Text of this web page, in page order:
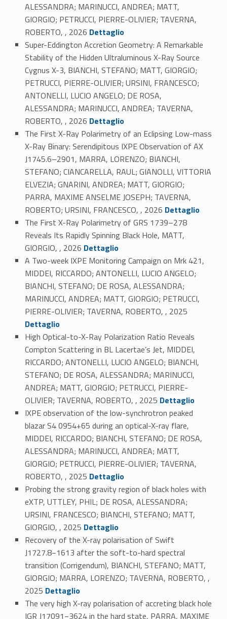
ALESSANDRA; MARINUCCI, ANDREA; MATT,
GIORGIO; PETRUCCI, PIERRE-OLIVIER; TAVERNA,
ROBERTO, , 2026 Link identifier #identifier_person_132371-15
Dettaglio
Super-Eddington Accretion Geometry: A Remarkable
Stability of the Hidden Ultraluminous X-Ray Source
Cygnus X-3, BIANCHI, STEFANO; MATT, GIORGIO;
PETRUCCI, PIERRE-OLIVIER; URSINI, FRANCESCO;
ANTONELLI, LUCIO ANGELO; DE ROSA,
ALESSANDRA; MARINUCCI, ANDREA; TAVERNA,
ROBERTO, , 2026 Link identifier #identifier_person_140393-16
Dettaglio
The First X-Ray Polarimetry of an Eclipsing Low-mass
X-Ray Binary: Serendipitous IXPE Observation of AX
J1745.6–2901, MARRA, LORENZO; BIANCHI,
STEFANO; CIANCARELLA, RAUL; GIANOLLI, VITTORIA
ELVEZIA; GNARINI, ANDREA; MATT, GIORGIO;
PARRA, MAXIME ANSELME JOSEPH; TAVERNA,
ROBERTO; URSINI, FRANCESCO, , 2026 Link identifier #identifier_person_136951-17
Dettaglio
The First X-Ray Polarimetry of GRS 1739–278
Reveals Its Rapidly Spinning Black Hole, MATT,
GIORGIO, , 2026 Link identifier #identifier_person_149840-18
Dettaglio
A Two-week IXPE Monitoring Campaign on Mrk 421,
MIDDEI, RICCARDO; ANTONELLI, LUCIO ANGELO;
BIANCHI, STEFANO; DE ROSA, ALESSANDRA;
MARINUCCI, ANDREA; MATT, GIORGIO; PETRUCCI,
PIERRE-OLIVIER; TAVERNA, ROBERTO, , 2025
Dettaglio
High Optical-to-X-Ray Polarization Ratio Reveals
Compton Scattering in BL Lacertae’s Jet, MIDDEI,
RICCARDO; ANTONELLI, LUCIO ANGELO; BIANCHI,
STEFANO; DE ROSA, ALESSANDRA; MARINUCCI,
ANDREA; MATT, GIORGIO; PETRUCCI, PIERRE-
OLIVIER; TAVERNA, ROBERTO, , 2025 Link identifier #identifier_person_138253-20
Dettaglio
IXPE observation of the low-synchrotron peaked
blazar S4 0954+65 during an optical-X-ray flare,
MIDDEI, RICCARDO; BIANCHI, STEFANO; DE ROSA,
ALESSANDRA; MARINUCCI, ANDREA; MATT,
GIORGIO; PETRUCCI, PIERRE-OLIVIER; TAVERNA,
ROBERTO, , 2025 Link identifier #identifier_person_95252-21
Dettaglio
Probing the strong gravity region of black holes with
eXTP, UTTLEY, PHIL; DE ROSA, ALESSANDRA;
URSINI, FRANCESCO; BIANCHI, STEFANO; MATT,
GIORGIO, , 2025 Link identifier #identifier_person_184871-22
Dettaglio
Recovery of the X-ray polarisation of Swift
J1727.8−1613 after the soft-to-hard spectral
transition (Corrigendum), BIANCHI, STEFANO; MATT,
GIORGIO; MARRA, LORENZO; TAVERNA, ROBERTO, ,
2025 Link identifier #identifier_person_1094-23
Dettaglio
The very high X-ray polarisation of accreting black hole
IGR J17091−3624 in the hard state, PARRA, MAXIME